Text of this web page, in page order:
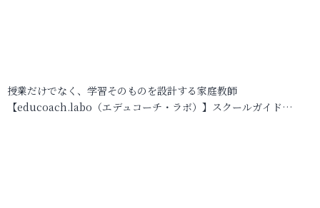
授業だけでなく、学習そのものを設計する家庭教師
【educoach.labo（エデュコーチ・ラボ）】スクールガイド…